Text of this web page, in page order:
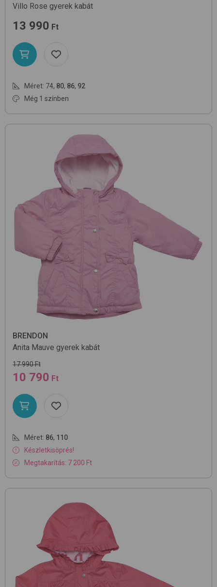
Villo Rose gyerek kabát
13 990 Ft
Méret: 74, 80, 86, 92
Még 1 színben
BRENDON
Anita Mauve gyerek kabát
17 990 Ft
10 790 Ft
Méret: 86, 110
Készletkisöprés!
Megtakarítás: 7 200 Ft